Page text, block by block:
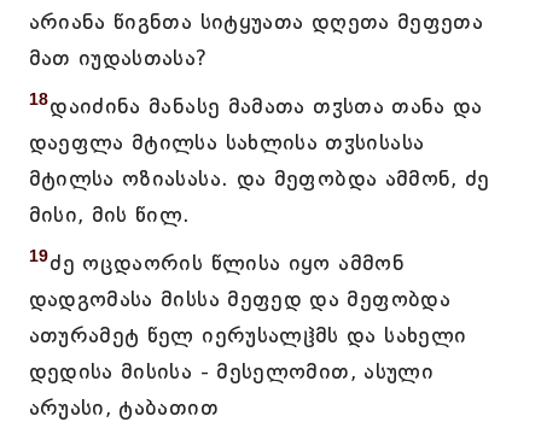
არიანა წიგნთა სიტყუათა დღეთა მეფეთა
მათ იუდასთასა?
18დაიძინა მანასე მამათა თჳსთა თანა და
დაეფლა მტილსა სახლისა თჳსისასა
მტილსა ოზიასასა. და მეფობდა ამმონ, ძე
მისი, მის წილ.
19ძე ოცდაორის წლისა იყო ამმონ
დადგომასა მისსა მეფედ და მეფობდა
ათურამეტ წელ იერუსალჱმს და სახელი
დედისა მისისა - მესელომით, ასული
არუასი, ტაბათით